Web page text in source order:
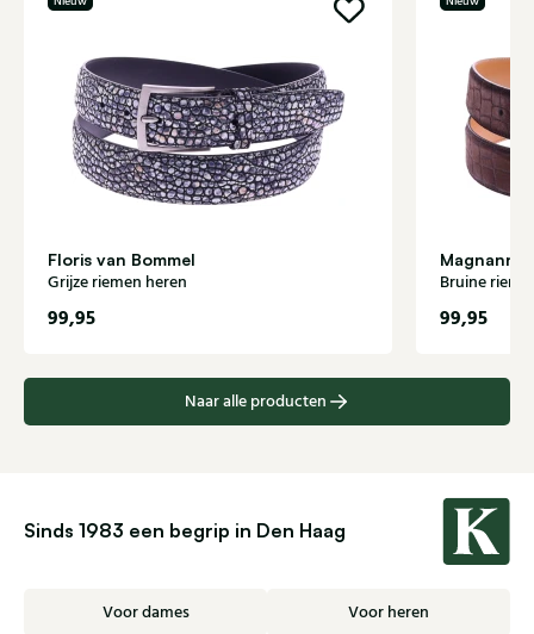
Floris van Bommel
Grijze riemen heren
99,95
Magnanni
Bruine
99,95
Naar alle producten
Sinds 1983 een begrip in Den Haag
Voor dames Voor heren